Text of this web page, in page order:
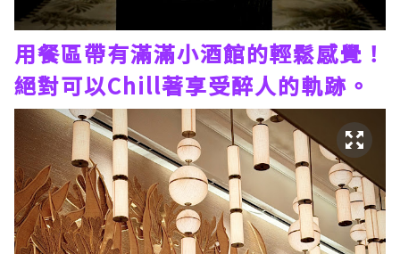
用餐區帶有滿滿小酒館的輕鬆感覺！
絕對可以Chill著享受醉人的軌跡。